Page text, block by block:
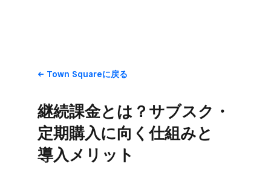
Town Squareに​戻る
継続課金とは？​サブスク・
定期購入に​向く​仕組みと​
導入メリット